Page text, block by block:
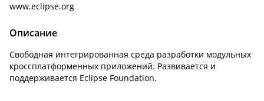
www.eclipse.org
Описание
Cвободная интегрированная среда разработки модульных
кроссплатформенных приложений. Развивается и
поддерживается Eclipse Foundation.